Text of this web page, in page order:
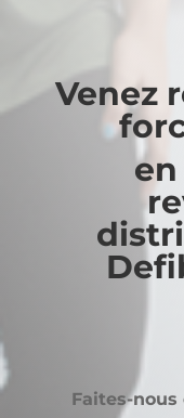
Venez
Faites-nous